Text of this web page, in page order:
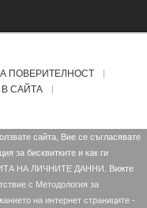
ПОВЕРИТЕЛНОСТ
САЙТА
сайта, Вие се съгласявате
за бисквитките и как ги
НА ЛИЧНИТЕ ДАННИ.
Вижте
с Mетодология за
на интернет страниците -